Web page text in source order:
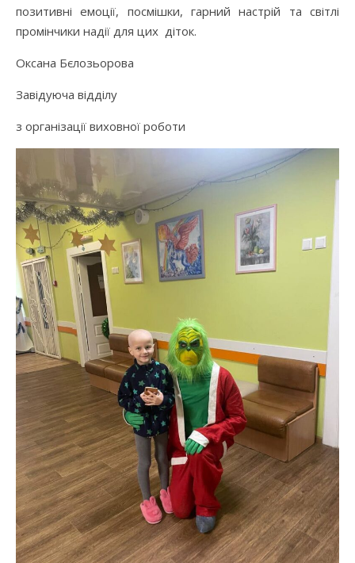
позитивні емоції, посмішки, гарний настрій та світлі
промінчики надії для цих діток.
Оксана Бєлозьорова
Завідуюча відділу
з організації виховної роботи